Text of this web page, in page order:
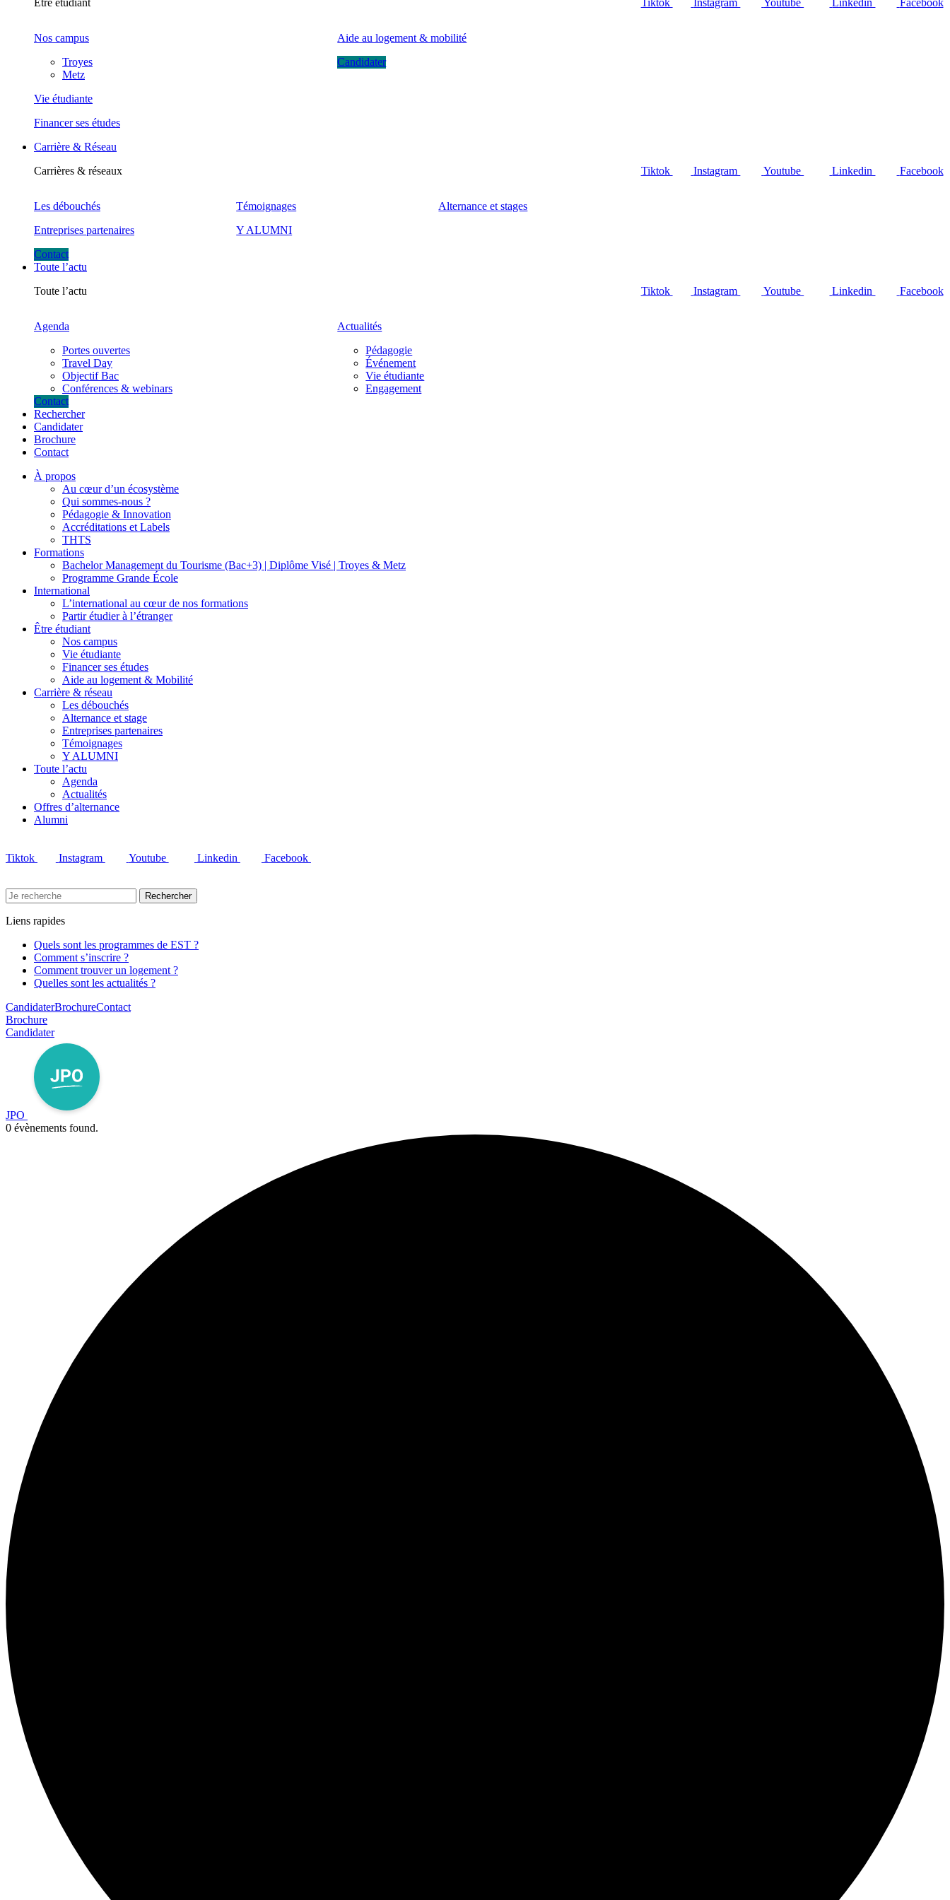
Être étudiant
Nos campus
Troyes
Metz
Vie étudiante
Financer ses études
Aide au logement & mobilité
Candidater
Tiktok Instagram Youtube Linkedin Facebook
Carrière & Réseau
Carrières & réseaux
Les débouchés
Entreprises partenaires
Contact
Témoignages
Y ALUMNI
Alternance et stages
Tiktok Instagram Youtube Linkedin Facebook
Toute l’actu
Toute l’actu
Agenda
Portes ouvertes
Travel Day
Objectif Bac
Conférences & webinars
Contact
Actualités
Pédagogie
Événement
Vie étudiante
Engagement
Tiktok Instagram Youtube Linkedin Facebook
Rechercher
Candidater
Brochure
Contact
À propos
Au cœur d’un écosystème
Qui sommes-nous ?
Pédagogie & Innovation
Accréditations et Labels
THTS
Formations
Bachelor Management du Tourisme (Bac+3) | Diplôme Visé | Troyes & Metz
Programme Grande École
International
L’international au cœur de nos formations
Partir étudier à l’étranger
Être étudiant
Nos campus
Vie étudiante
Financer ses études
Aide au logement & Mobilité
Carrière & réseau
Les débouchés
Alternance et stage
Entreprises partenaires
Témoignages
Y ALUMNI
Toute l’actu
Agenda
Actualités
Offres d’alternance
Alumni
Tiktok Instagram Youtube Linkedin Facebook
Liens rapides
Quels sont les programmes de EST ?
Comment s’inscrire ?
Comment trouver un logement ?
Quelles sont les actualités ?
CandidaterBrochureContact
Brochure
Candidater
JPO
0 évènements found.